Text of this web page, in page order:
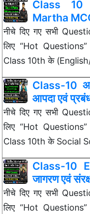
Class 10
Martha
नीचे दिए गए सभी
लिए “Hot Questions”
Class 10th के
Class-10
आपदा एवं
नीचे दिए गए सभी
लिए “Hot Questions”
Class 10th के Social
Class-10
जागरण एवं
नीचे दिए गए सभी
लिए “Hot Questions”